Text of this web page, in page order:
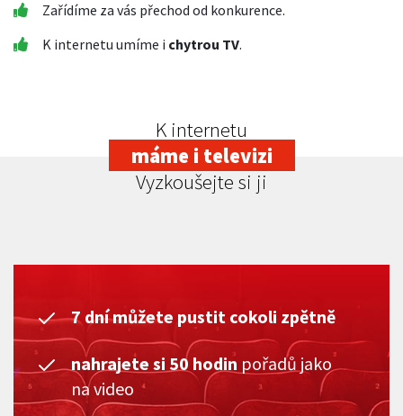
Zařídíme za vás přechod od konkurence.
K internetu umíme i chytrou TV.
K internetu
máme i televizi
Vyzkoušejte si ji
7 dní můžete pustit cokoli zpětně
nahrajete si 50 hodin pořadů jako
na video